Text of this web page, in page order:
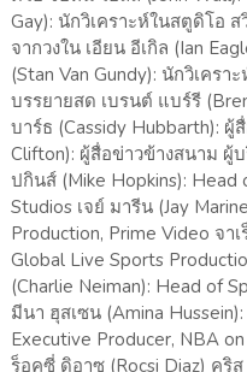
Gay): นักวิเคราะห์ในสตูดิโอ
จากวงใน เอียน อีเกิล (Ian
(Stan Van Gundy): นักวิเครา
บรรยายสด เบรนต์ แบร์รี
บาร์ธ (Cassidy Hubbarth):
Clifton): ผู้สื่อข่าวข้างสนาม ผู้
ปกินส์ (Mike Hopkins): Head
Studios เจย์ มารีน (Jay
Production, Prime Video จา
Global Live Sports
(Charlie Neiman): Head of
มีนา ฮุสเซน (Amina
Executive Producer, NBA
ร็อคซี่ ดิอาซ (Rocsi Diaz) คริ